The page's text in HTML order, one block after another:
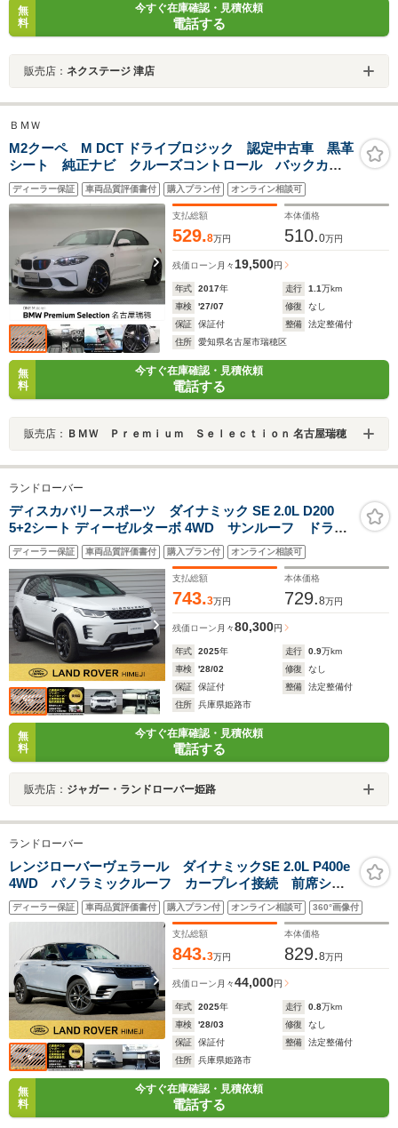
無
料
今すぐ在庫確認・見積依頼
電話する
販売店： ネクステージ 津店
ＢＭＷ
M2クーペ M DCT ドライブロジック 認定中古車 黒革
シート 純正ナビ クルーズコントロール バックカメ
ラ メモリー機能付きパワーシート シートヒーター
LED ETC コンフォートアクセス
ディーラー保証 車両品質評価書付 購入プラン付 オンライン相談可
支払総額
529.8万円
本体価格
510.0万円
残価ローン 月々19,500円
年式 2017年 走行 1.1万km
車検
'27/07 修復
なし
保証
保証付 整備
法定整備付
住所
愛知県名古屋市瑞穂区
無
料
今すぐ在庫確認・見積依頼
電話する
販売店： ＢＭＷ Ｐｒｅｍｉｕｍ Ｓｅｌｅｃｔｉｏｎ 名古屋瑞穂
ランドローバー
ディスカバリースポーツ ダイナミック SE 2.0L D200
5+2シート ディーゼルターボ 4WD サンルーフ ドラレ
コ MERIDIAN ETC ACC
ディーラー保証 車両品質評価書付 購入プラン付 オンライン相談可
支払総額
743.3万円
本体価格
729.8万円
残価ローン 月々80,300円
年式 2025年 走行 0.9万km
車検
'28/02 修復
なし
保証
保証付 整備
法定整備付
住所
兵庫県姫路市
無
料
今すぐ在庫確認・見積依頼
電話する
販売店： ジャガー・ランドローバー姫路
ランドローバー
レンジローバーヴェラール ダイナミックSE 2.0L P400e
4WD パノラミックルーフ カープレイ接続 前席シー
トエアコン PHEV ステアリングヒーター ワイヤレス
充電 電動テールゲート 360度カメラ 運転席シートメ
モリー リバース連動ミラー
ディーラー保証 車両品質評価書付 購入プラン付 オンライン相談可 360°画像付
支払総額
843.3万円
本体価格
829.8万円
残価ローン 月々44,000円
年式 2025年 走行 0.8万km
車検
'28/03 修復
なし
保証
保証付 整備
法定整備付
住所
兵庫県姫路市
無
料
今すぐ在庫確認・見積依頼
電話する